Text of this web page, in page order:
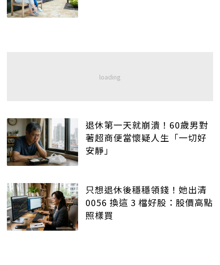
退休第一天就崩潰！60歲男對
著超商便當懷疑人生「一切好
安靜」
只想退休後穩穩領錢！她出清
0056 換這 3 檔好股：股價高點
照樣買